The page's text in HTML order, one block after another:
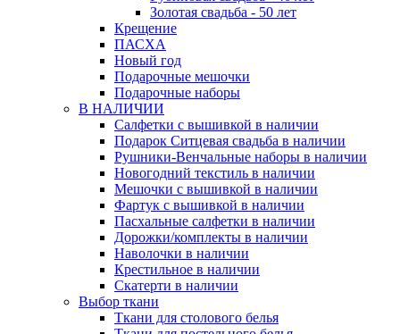
Золотая свадьба - 50 лет
Крещение
ПАСХА
Новый год
Подарочные мешочки
Подарочные наборы
В НАЛИЧИИ
Салфетки с вышивкой в наличии
Подарок Ситцевая свадьба в наличии
Рушники-Венчальные наборы в наличии
Новогодний текстиль в наличии
Мешочки с вышивкой в наличии
Фартук с вышивкой в наличии
Пасхальные салфетки в наличии
Дорожки/комплекты в наличии
Наволочки в наличии
Крестильное в наличии
Скатерти в наличии
Выбор ткани
Ткани для столового белья